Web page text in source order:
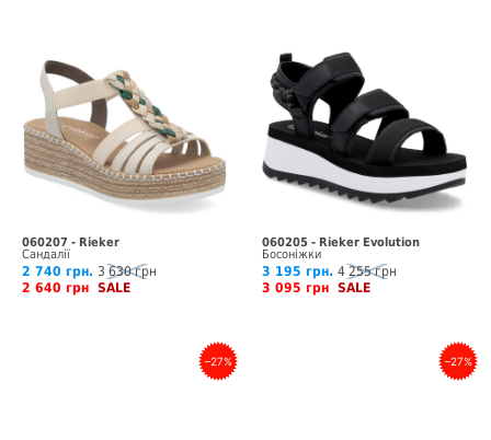
060207 - Rieker
Сандалії
2 740 грн. 3 630 грн
2 640 грн SALE
060205 - Rieker Evolution
Босоніжки
3 195 грн. 4 255 грн
3 095 грн SALE
–27% –27%